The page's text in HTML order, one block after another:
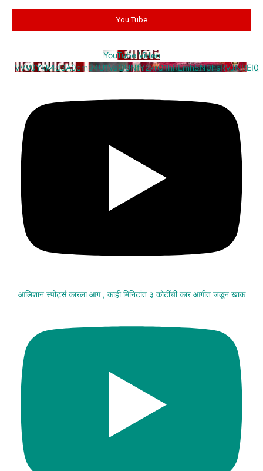
You Tube
YouTube Video
VVV0Ykk4d3A0cm94U1VaQUNfY2xrQ1hRLmh5N0hsRVJNREI0
आलिशान स्पोर्ट्स कारला आग , काही मिनिटांत ३ कोटींची कार आगीत जळून खाक